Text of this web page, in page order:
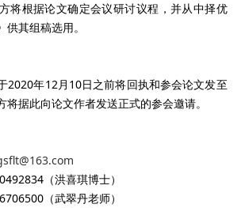
将根据论文确定会议研讨议程，并从中择优
其组稿选用。
2020年12月10日之前将回执和参会论文发至
将据此向论文作者发送正式的参会邀请。
（洪喜琪博士）
（武翠丹老师）